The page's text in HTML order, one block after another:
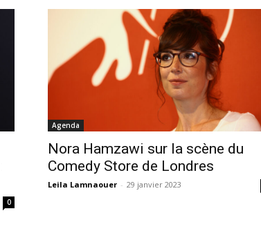
0
Agenda
Nora Hamzawi sur la scène du
Comedy Store de Londres
Leila Lamnaouer - 29 janvier 2023